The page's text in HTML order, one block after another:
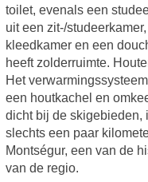
toilet, evenals een
uit een zit-/
kleedkamer en een
heeft zolderruimte.
Het
een houtkachel en
dicht bij de skigebieden,
slechts een paar
Montségur, een van de
van de regio.